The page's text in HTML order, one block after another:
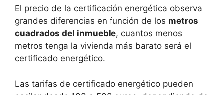
El precio de la certificación energética observa
grandes diferencias en función de los metros
cuadrados del inmueble, cuantos menos
metros tenga la vivienda más barato será el
certificado energético.
Las tarifas de certificado energético pueden